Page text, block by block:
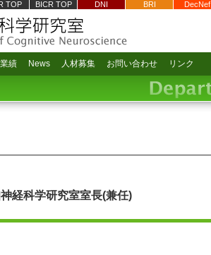
TOP BICR TOP DNI BRI DecNef
績 News 人材募集 お問い合わせ リンク
経科学研究室室長(兼任)